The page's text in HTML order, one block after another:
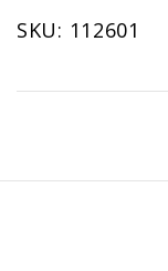
SKU: 112601